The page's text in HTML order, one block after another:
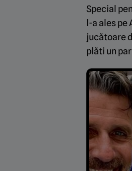
Special
l-a ales
jucătoare
plăti un